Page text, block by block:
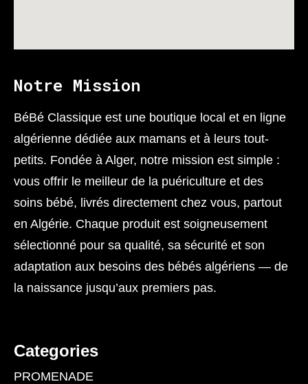
Notre Mission
BéBé Classique est une boutique local et en ligne
algérienne dédiée aux mamans et à leurs tout-
petits. Fondée à Alger, notre mission est simple :
vous offrir le meilleur de la puériculture et des
soins bébé, livrés directement chez vous, partout
en Algérie. Chaque produit est soigneusement
sélectionné pour sa qualité, sa sécurité et son
adaptation aux besoins des bébés algériens — de
la naissance jusqu’aux premiers pas.
Categories
PROMENADE